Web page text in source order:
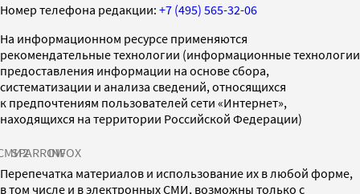
Номер телефона редакции: +7 (495) 565-32-06
На информационном ресурсе применяются
рекомендательные технологии (информационные технологии
предоставления информации на основе сбора,
систематизации и анализа сведений, относящихся
к предпочтениям пользователей сети «Интернет»,
находящихся на территории Российской Федерации)
SPARROWINFOX
Перепечатка материалов и использование их в любой форме,
в том числе и в электронных СМИ, возможны только с